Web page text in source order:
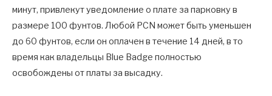
минут, привлекут уведомление о плате за парковку в
размере 100 фунтов. Любой PCN может быть уменьшен
до 60 фунтов, если он оплачен в течение 14 дней, в то
время как владельцы Blue Badge полностью
освобождены от платы за высадку.